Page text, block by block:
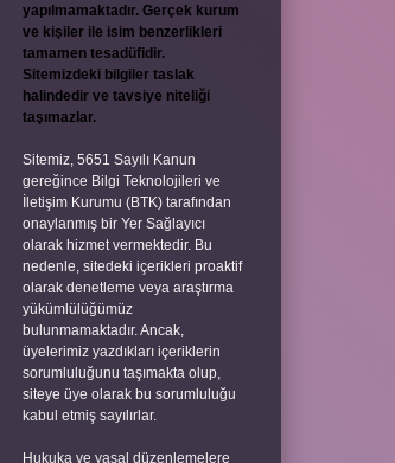
yapılmamaktadır. Gerçek kurum
ve kişiler ile isim benzerlikleri
tamamen tesadüfidir.
Sitemizdeki bilgiler taslak
halindedir ve tavsiye niteliği
taşımazlar.
Sitemiz, 5651 Sayılı Kanun
gereğince Bilgi Teknolojileri ve
İletişim Kurumu (BTK) tarafından
onaylanmış bir Yer Sağlayıcı
olarak hizmet vermektedir. Bu
nedenle, sitedeki içerikleri proaktif
olarak denetleme veya araştırma
yükümlülüğümüz
bulunmamaktadır. Ancak,
üyelerimiz yazdıkları içeriklerin
sorumluluğunu taşımakta olup,
siteye üye olarak bu sorumluluğu
kabul etmiş sayılırlar.
Hukuka ve yasal düzenlemelere